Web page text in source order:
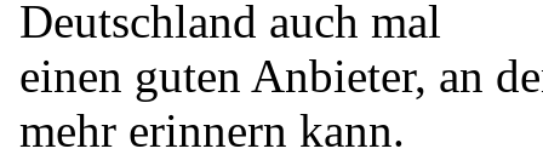
Deutschland auch mal
einen guten Anbieter, an
mehr erinnern kann.